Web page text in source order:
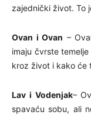
zajednički život. To
Ovan i Ovan –
imaju čvrste
kroz život i kako će
Lav i Vodenjak–
spavaću sobu, ali